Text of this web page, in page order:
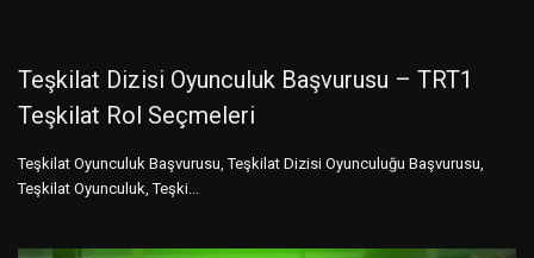
Teşkilat Dizisi Oyunculuk Başvurusu – TRT1
Teşkilat Rol Seçmeleri
Teşkilat Oyunculuk Başvurusu, Teşkilat Dizisi Oyunculuğu Başvurusu,
Teşkilat Oyunculuk, Teşki...